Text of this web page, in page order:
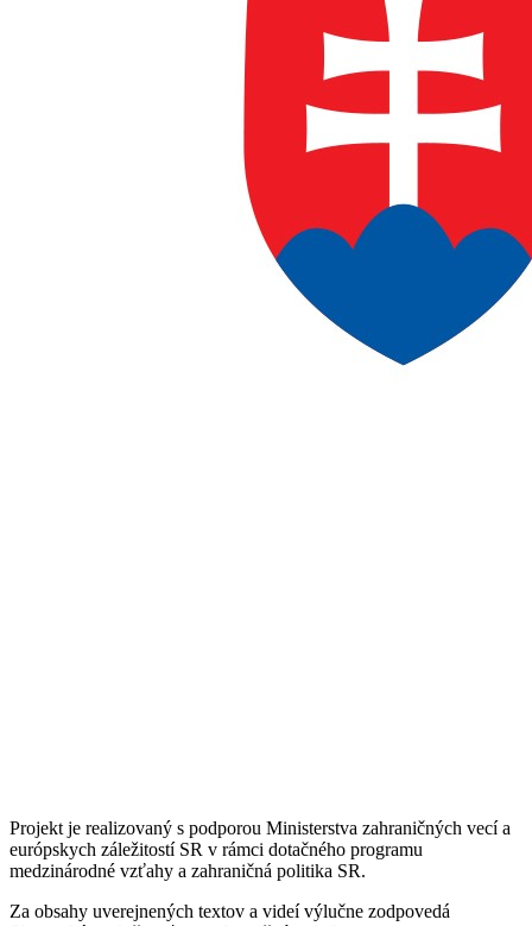
Projekt je realizovaný s podporou Ministerstva zahraničných vecí a
európskych záležitostí SR v rámci dotačného programu
medzinárodné vzťahy a zahraničná politika SR.
Za obsahy uverejnených textov a videí výlučne zodpovedá